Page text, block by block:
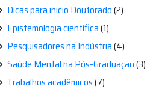
Dicas para inicio Doutorado(2)
Epistemologia científica(1)
Pesquisadores na Indústria(4)
Saúde Mental na Pós-Graduação(3)
Trabalhos acadêmicos(7)